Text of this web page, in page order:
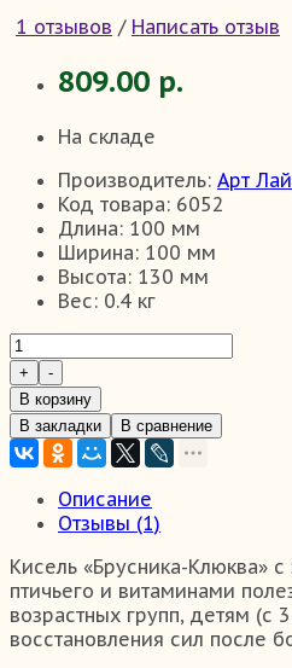
1 отзывов / Написать отзыв
809.00 р.
На складе
Производитель: Арт
Код товара: 6052
Длина: 100 мм
Ширина: 100 мм
Высота: 130 мм
Вес: 0.4 кг
В корзину
В закладки
В сравнение
Описание
Отзывы (1)
Кисель «Брусника-Клюква» с
птичьего и витаминами
возрастных групп, детям (с
восстановления сил после